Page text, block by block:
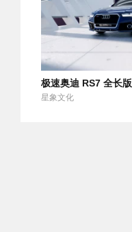
极速奥迪 RS7 全长版
星象文化